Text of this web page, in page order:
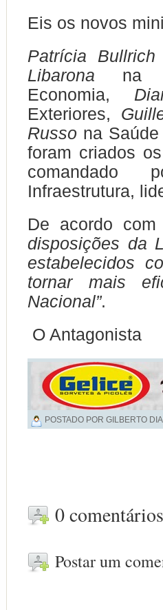
Eis os novos
Patrícia Bullrich
Libarona na
Economia,
Exteriores,
Russo na Saúde
foram criados
comandado
Infraestrutura,
De acordo
disposições da
estabelecidos
tornar mais
Nacional”.
O Antagonista
POSTADO POR GILBERTO
0
Postar um